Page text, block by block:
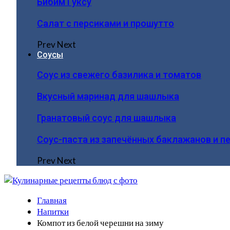
Салат с персиками и прошутто
PrevNext
Соусы
Соус из свежего базилика и томатов
Вкусный маринад для шашлыка
Гранатовый соус для шашлыка
Соус-паста из запечённых баклажанов и
PrevNext
Главная
Напитки
Компот из белой черешни на зиму